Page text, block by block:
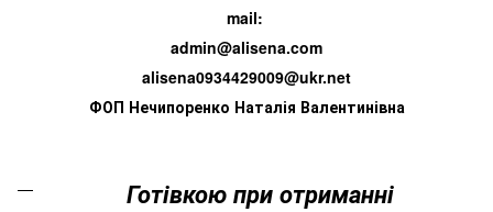
mail:
admin@alisena.com
alisena0934429009@ukr.net
ФОП Нечипоренко Наталія Валентинівна
Готівкою при отриманні